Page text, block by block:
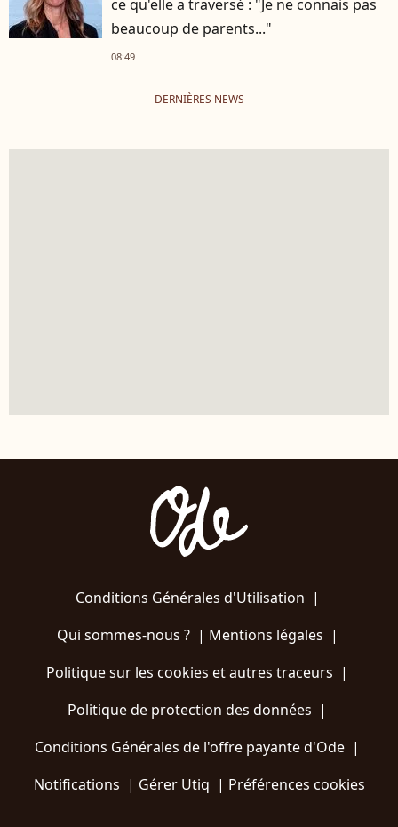
ce qu'elle a traversé : "Je ne connais pas
beaucoup de parents..."
08:49
DERNIÈRES NEWS
Conditions Générales d'Utilisation |
Qui sommes-nous ?| Mentions légales |
Politique sur les cookies et autres traceurs |
Politique de protection des données |
Conditions Générales de l'offre payante d'Ode |
Notifications | Gérer Utiq | Préférences cookies